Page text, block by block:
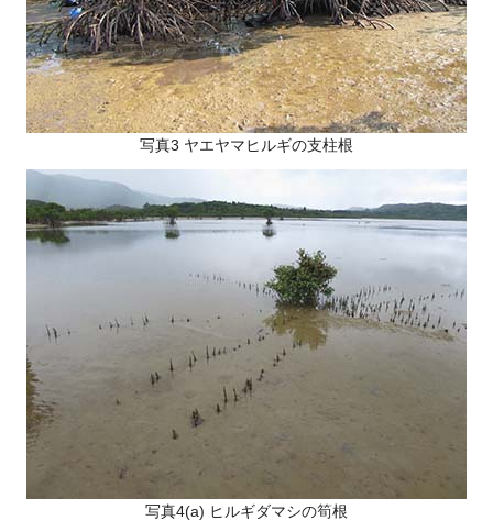
写真3 ヤエヤマヒルギの支柱根
写真4(a) ヒルギダマシの筍根